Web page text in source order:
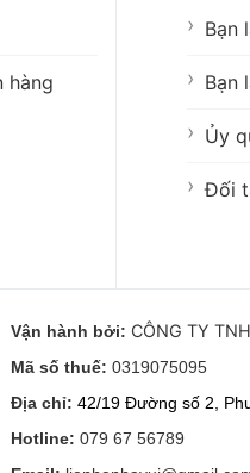
hàng
Bạn
Bạn
Ủy
Đối
Vận hành bởi: CÔNG TY
Mã số thuế: 0319075095
Địa chỉ: 42/19 Đường số 2,
Hotline: 079 67 56789